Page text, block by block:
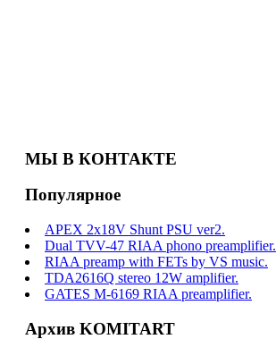
МЫ В КОНТАКТЕ
Популярное
APEX 2x18V Shunt PSU ver2.
Dual TVV-47 RIAA phono preamplifier.
RIAA preamp with FETs by VS music.
TDA2616Q stereo 12W amplifier.
GATES M-6169 RIAA preamplifier.
Архив KOMITART